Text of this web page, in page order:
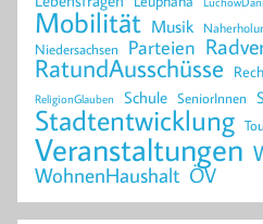
Mobilität Musik
Niedersachsen Parteien
RatundAusschüsse
ReligionGlauben Schule SeniorInnen
Stadtentwicklung
Veranstaltungen
WohnenHaushalt ÖV